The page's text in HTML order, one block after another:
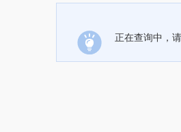
正在查询中，